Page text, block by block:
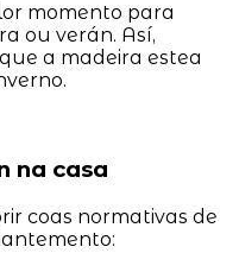
momento para
ou verán. Así,
a madeira estea
na casa
coas normativas de